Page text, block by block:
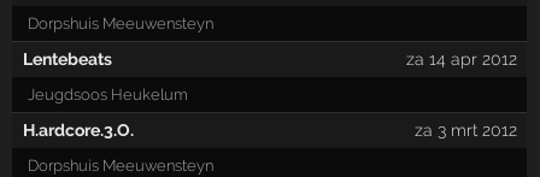
Dorpshuis Meeuwensteyn
Lentebeats za 14 apr 2012
Jeugdsoos Heukelum
H.ardcore.3.O. za 3 mrt 2012
Dorpshuis Meeuwensteyn